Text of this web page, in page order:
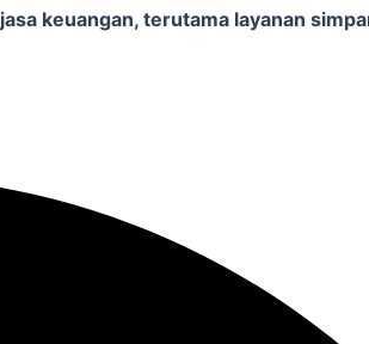
jasa keuangan, terutama layanan